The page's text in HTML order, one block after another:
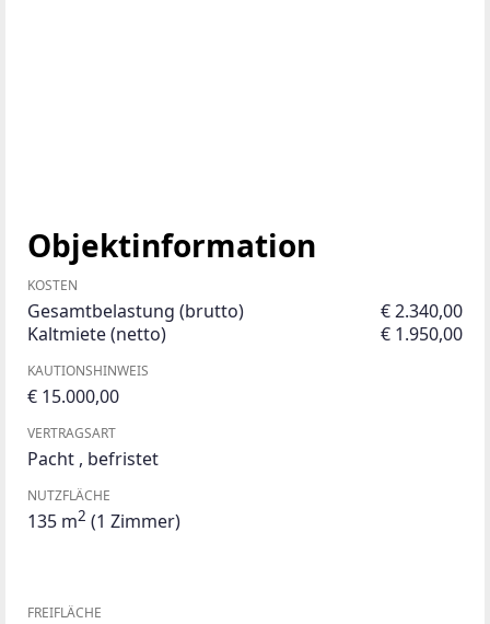
Objektinformation
KOSTEN
Gesamtbelastung (brutto)
€ 2.340,00
Kaltmiete (netto)
€ 1.950,00
KAUTIONSHINWEIS
€ 15.000,00
VERTRAGSART
Pacht , befristet
NUTZFLÄCHE
135 m2 (1 Zimmer)
FREIFLÄCHE